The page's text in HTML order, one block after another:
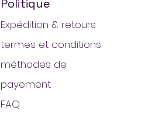
Politique
Expédition & retours
termes et conditions
méthodes de
payement
FAQ